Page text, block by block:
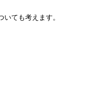
ても考えます。